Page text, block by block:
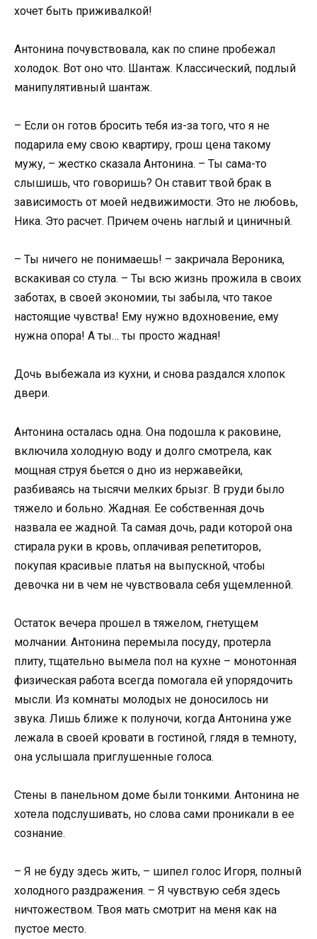
хочет быть приживалкой!
Антонина почувствовала, как по спине пробежал
холодок. Вот оно что. Шантаж. Классический, подлый
манипулятивный шантаж.
– Если он готов бросить тебя из-за того, что я не
подарила ему свою квартиру, грош цена такому
мужу, – жестко сказала Антонина. – Ты сама-то
слышишь, что говоришь? Он ставит твой брак в
зависимость от моей недвижимости. Это не любовь,
Ника. Это расчет. Причем очень наглый и циничный.
– Ты ничего не понимаешь! – закричала Вероника,
вскакивая со стула. – Ты всю жизнь прожила в своих
заботах, в своей экономии, ты забыла, что такое
настоящие чувства! Ему нужно вдохновение, ему
нужна опора! А ты… ты просто жадная!
Дочь выбежала из кухни, и снова раздался хлопок
двери.
Антонина осталась одна. Она подошла к раковине,
включила холодную воду и долго смотрела, как
мощная струя бьется о дно из нержавейки,
разбиваясь на тысячи мелких брызг. В груди было
тяжело и больно. Жадная. Ее собственная дочь
назвала ее жадной. Та самая дочь, ради которой она
стирала руки в кровь, оплачивая репетиторов,
покупая красивые платья на выпускной, чтобы
девочка ни в чем не чувствовала себя ущемленной.
Остаток вечера прошел в тяжелом, гнетущем
молчании. Антонина перемыла посуду, протерла
плиту, тщательно вымела пол на кухне – монотонная
физическая работа всегда помогала ей упорядочить
мысли. Из комнаты молодых не доносилось ни
звука. Лишь ближе к полуночи, когда Антонина уже
лежала в своей кровати в гостиной, глядя в темноту,
она услышала приглушенные голоса.
Стены в панельном доме были тонкими. Антонина не
хотела подслушивать, но слова сами проникали в ее
сознание.
– Я не буду здесь жить, – шипел голос Игоря, полный
холодного раздражения. – Я чувствую себя здесь
ничтожеством. Твоя мать смотрит на меня как на
пустое место.